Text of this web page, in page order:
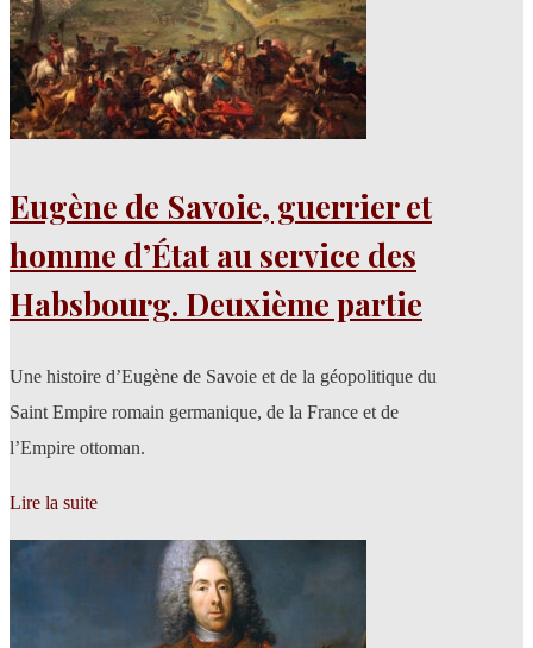
Eugène de Savoie, guerrier et
homme d’État au service des
Habsbourg. Deuxième partie
Une histoire d’Eugène de Savoie et de la géopolitique du
Saint Empire romain germanique, de la France et de
l’Empire ottoman.
Lire la suite